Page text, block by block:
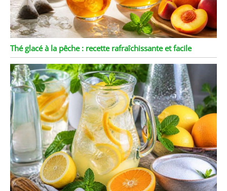
Thé glacé à la pêche : recette rafraîchissante et facile